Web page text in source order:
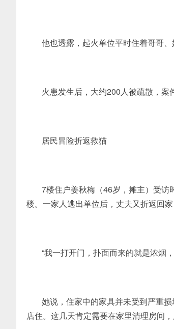
他也透露，起火单位平时住着哥哥、
火患发生后，大约200人被疏散，案
居民冒险折返救猫
7楼住户姜秋梅（46岁，摊主）受
楼。一家人逃出单位后，丈夫又折返回家
“我一打开门，扑面而来的就是浓烟
她说，住家中的家具并未受到严重
店住。这几天肯定需要在家里清理房间